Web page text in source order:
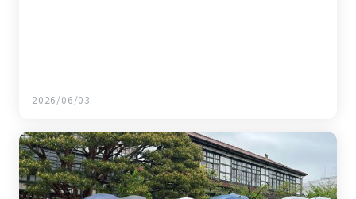
2026/06/03